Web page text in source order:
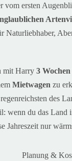
vom ersten
Naturliebhaber,
mit Harry3Wochen
Mietwagenzu
des
wenn du das Land
Jahreszeit nur
Planung &